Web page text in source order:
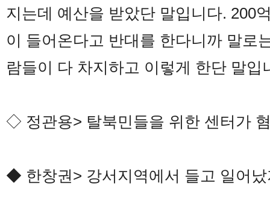
지는데 예산을 받았단 말입니다. 200
이 들어온다고 반대를 한다니까 말로
람들이 다 차지하고 이렇게 한단 말입
◇ 정관용> 탈북민들을 위한 센터가
◆ 한창권> 강서지역에서 들고 일어